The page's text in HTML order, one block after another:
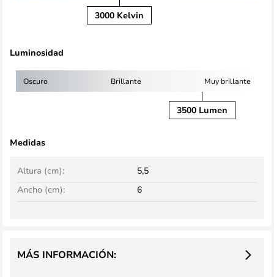
3000 Kelvin
Luminosidad
Oscuro Brillante Muy brillante
3500 Lumen
Medidas
Ancho (cm): 6
Altura (cm): 5,5
MÁS INFORMACIÓN: